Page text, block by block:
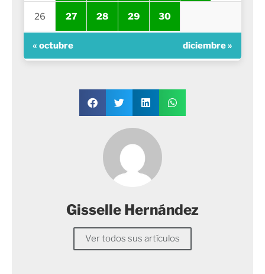
26 27 28 29 30
« octubre diciembre »
Gisselle Hernández
Ver todos sus artículos